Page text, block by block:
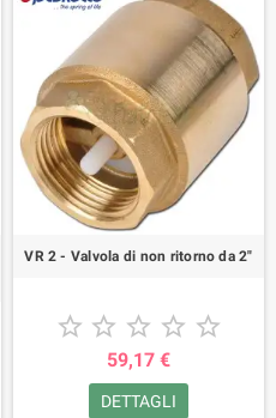
VR 2 - Valvola di non ritorno da 2"
    
59,17 €
DETTAGLI